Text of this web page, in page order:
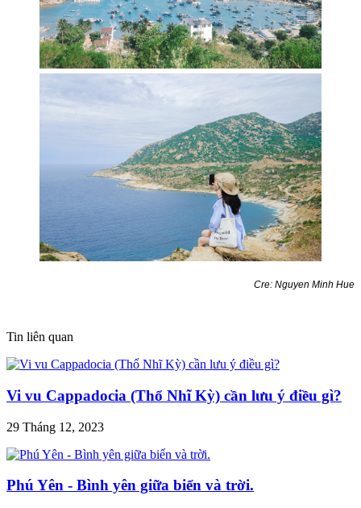
Cre: Nguyen Minh Hue
Tin liên quan
Vi vu Cappadocia (Thổ Nhĩ Kỳ) cần lưu ý điều gì?
29 Tháng 12, 2023
Phú Yên - Bình yên giữa biển và trời.